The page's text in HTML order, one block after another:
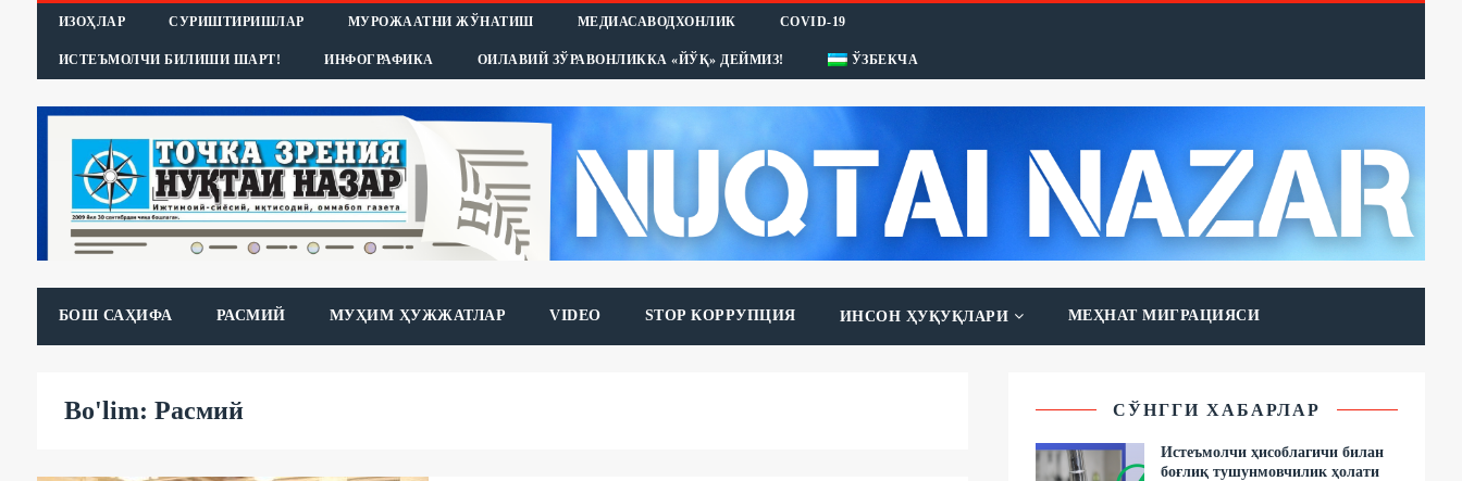
ИЗОҲЛАР СУРИШТИРИШЛАР МУРОЖААТНИ ЖЎНАТИШ МЕДИАСАВОДХОНЛИК COVID-19
ИСТЕЪМОЛЧИ БИЛИШИ ШАРТ! ИНФОГРАФИКА ОИЛАВИЙ ЗЎРАВОНЛИККА «ЙЎҚ» ДЕЙМИЗ! ЎЗБЕКЧА
БОШ САҲИФА РАСМИЙ МУҲИМ ҲУЖЖАТЛАР VIDEO STOP КОРРУПЦИЯ ИНСОН ҲУҚУҚЛАРИ МЕҲНАТ МИГРАЦИЯСИ
Bo'lim: Расмий СЎНГГИ ХАБАРЛАР
Истеъмолчи ҳисоблагичи билан
боғлиқ тушунмовчилик ҳолати